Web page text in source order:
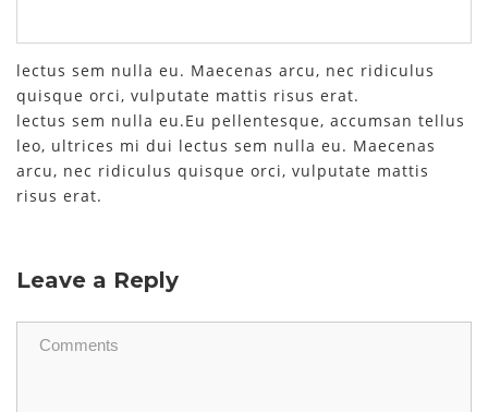
lectus sem nulla eu. Maecenas arcu, nec ridiculus
quisque orci, vulputate mattis risus erat.
lectus sem nulla eu.Eu pellentesque, accumsan tellus
leo, ultrices mi dui lectus sem nulla eu. Maecenas
arcu, nec ridiculus quisque orci, vulputate mattis
risus erat.
Leave a Reply